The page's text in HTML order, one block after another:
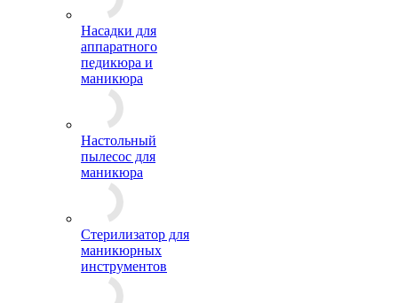
Насадки для
аппаратного
педикюра и
маникюра
Настольный
пылесос для
маникюра
Стерилизатор для
маникюрных
инструментов